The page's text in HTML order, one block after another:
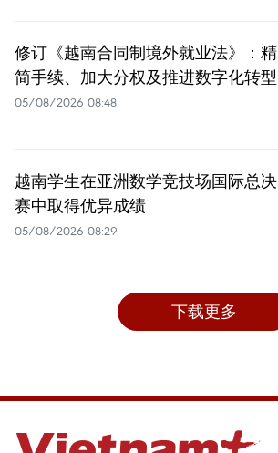
修订《越南合同制境外就业法》：精
简手续、加大分权及推进数字化转型
05/08/2026 08:48
越南学生在亚洲数学竞技场国际总决
赛中取得优异成绩
05/08/2026 08:29
下载更多